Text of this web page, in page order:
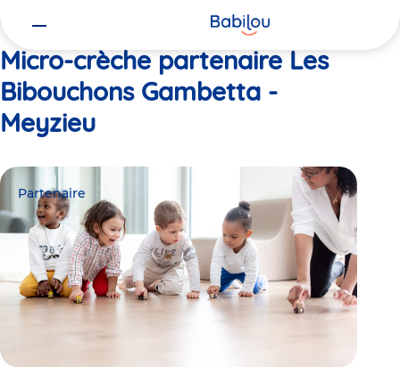
Micro-crèche partenaire Les
Bibouchons Gambetta -
Meyzieu
Partenaire